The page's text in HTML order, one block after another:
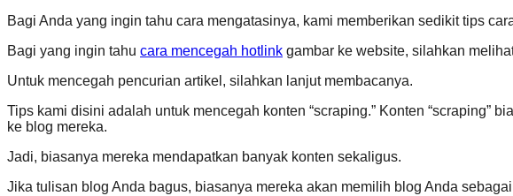
Bagi Anda yang ingin tahu cara mengatasinya, kami memberikan sedikit tips
Bagi yang ingin tahu cara mencegah hotlink gambar ke website, silahkan
Untuk mencegah pencurian artikel, silahkan lanjut membacanya.
Tips kami disini adalah untuk mencegah konten “scraping.” Konten “scraping”
ke blog mereka.
Jadi, biasanya mereka mendapatkan banyak konten sekaligus.
Jika tulisan blog Anda bagus, biasanya mereka akan memilih blog Anda